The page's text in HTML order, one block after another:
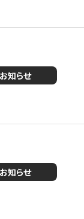
お知らせ
お知らせ